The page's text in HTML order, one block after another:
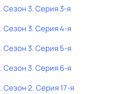
. Сезон 3. Серия 3-я
. Сезон 3. Серия 4-я
. Сезон 3. Серия 5-я
. Сезон 3. Серия 6-я
. Сезон 2. Серия 17-я